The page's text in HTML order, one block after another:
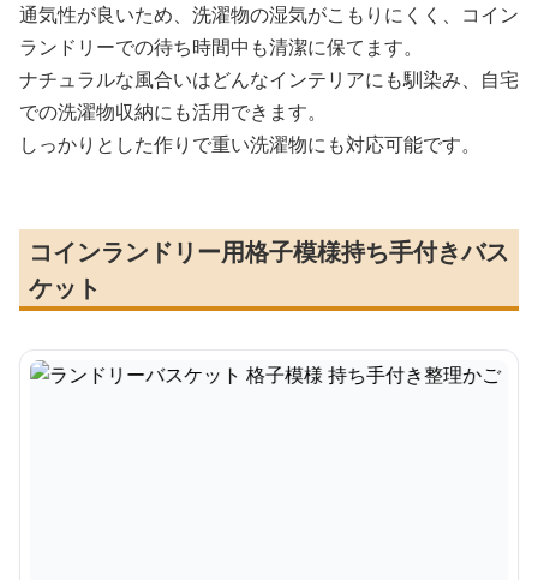
通気性が良いため、洗濯物の湿気がこもりにくく、コイン
ランドリーでの待ち時間中も清潔に保てます。
ナチュラルな風合いはどんなインテリアにも馴染み、自宅
での洗濯物収納にも活用できます。
しっかりとした作りで重い洗濯物にも対応可能です。
コインランドリー用格子模様持ち手付きバス
ケット